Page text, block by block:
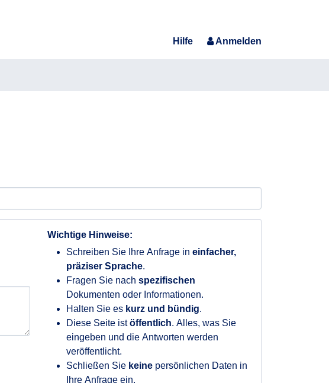
Hilfe
Anmelden
Wichtige Hinweise:
Schreiben Sie Ihre Anfrage ineinfacher,
präziser Sprache.
Fragen Sie nachspezifischen
Dokumenten oder Informationen.
Halten Sie es kurz und bündig.
Diese Seite istöffentlich. Alles, was Sie
eingeben und die Antworten werden
veröffentlicht.
Schließen Sie keine persönlichen Daten in
Ihre Anfrage ein.